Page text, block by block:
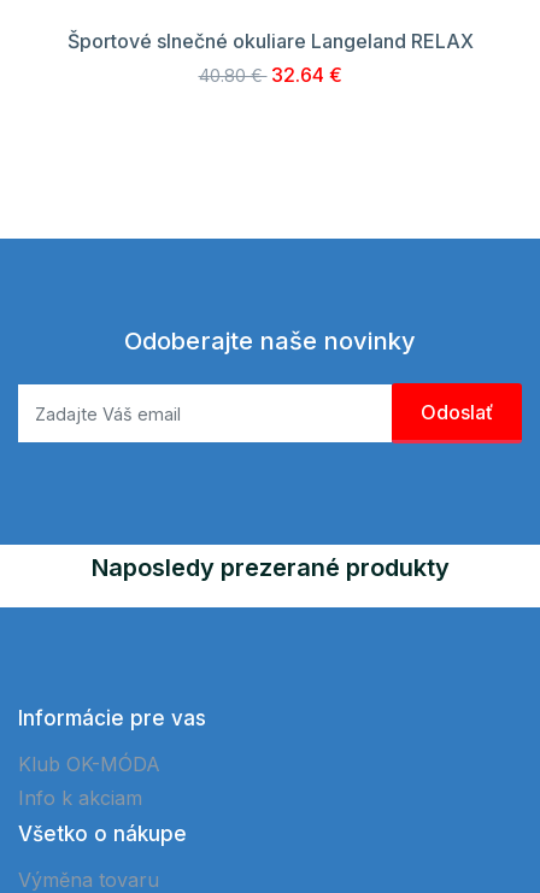
Športové slnečné okuliare Langeland RELAX
40.80 € 32.64 €
Odoberajte naše novinky
Naposledy prezerané produkty
Informácie pre vas
Klub OK-MÓDA
Info k akciam
Všetko o nákupe
Výměna tovaru